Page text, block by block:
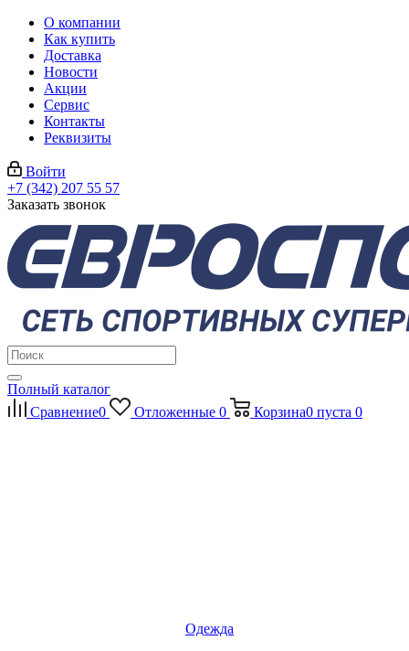
О компании
Как купить
Доставка
Новости
Акции
Сервис
Контакты
Реквизиты
Войти
+7 (342) 207 55 57
Заказать звонок
Полный каталог
Сравнение0 Отложенные 0 Корзина0 пуста 0
Одежда